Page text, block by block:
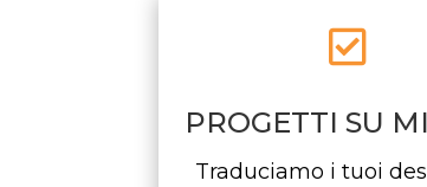

PROGETTI SU
Traduciamo i tuoi